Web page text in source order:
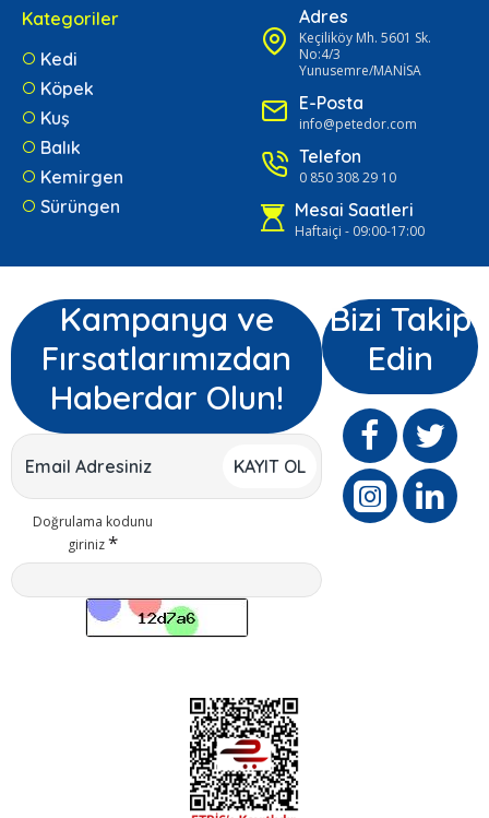
Kategoriler
Kedi
Köpek
Kuş
Balık
Kemirgen
Sürüngen
Adres
Keçiliköy Mh. 5601 Sk.
No:4/3
Yunusemre/MANİSA
E-Posta
info@petedor.com
Telefon
0 850 308 29 10
Mesai Saatleri
Haftaiçi - 09:00-17:00
Kampanya ve
Fırsatlarımızdan
Haberdar Olun!
KAYIT OL
Doğrulama kodunu
giriniz
Bizi Takip
Edin